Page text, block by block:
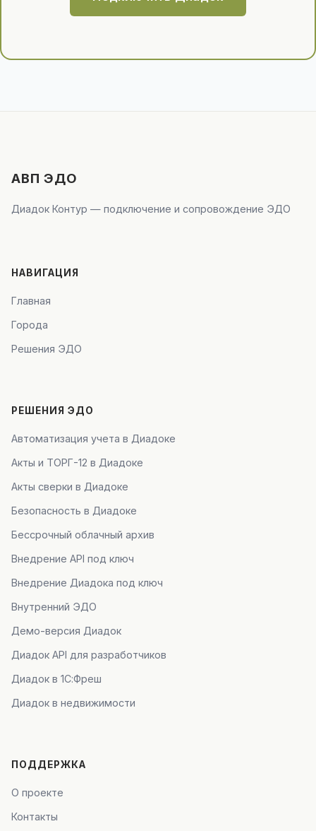
АВП ЭДО
Диадок Контур — подключение и сопровождение ЭДО
НАВИГАЦИЯ
Главная
Города
Решения ЭДО
РЕШЕНИЯ ЭДО
Автоматизация учета в Диадоке
Акты и ТОРГ-12 в Диадоке
Акты сверки в Диадоке
Безопасность в Диадоке
Бессрочный облачный архив
Внедрение API под ключ
Внедрение Диадока под ключ
Внутренний ЭДО
Демо-версия Диадок
Диадок API для разработчиков
Диадок в 1С:Фреш
Диадок в недвижимости
ПОДДЕРЖКА
О проекте
Контакты